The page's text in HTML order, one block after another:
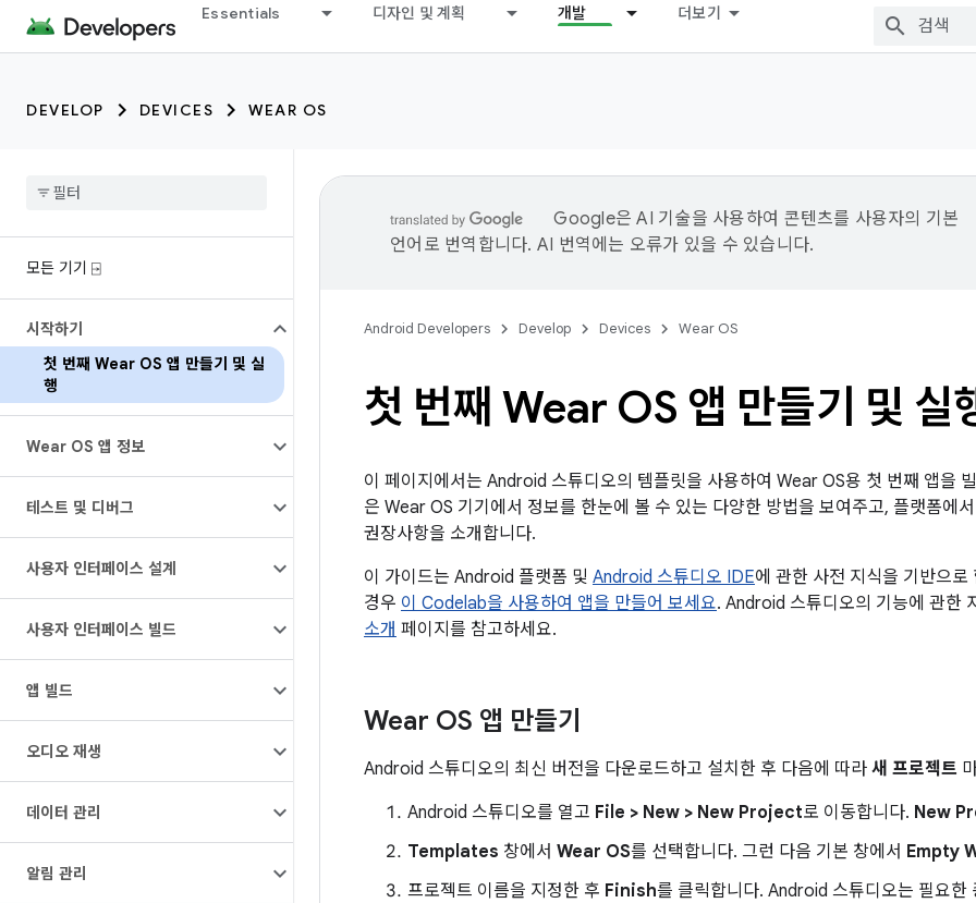
Essentials 디자인 및 계획 개발 더보기
DEVELOP DEVICES WEAR OS
모든 기기 ⍈
시작하기
첫 번째 Wear OS 앱 만들기 및 실
행
Wear OS 앱 정보
테스트 및 디버그
사용자 인터페이스 설계
사용자 인터페이스 빌드
앱 빌드
오디오 재생
데이터 관리
알림 관리
Google은 AI 기술을 사용하여 콘텐츠를 사용자의 기본
언어로 번역합니다. AI 번역에는 오류가 있을 수 있습니다.
Android Developers Develop Devices Wear OS
첫 번째 Wear OS 앱 만들기 및 실
이 페이지에서는 Android 스튜디오의 템플릿을 사용하여 Wear OS용 첫 번째 앱을
은 Wear OS 기기에서 정보를 한눈에 볼 수 있는 다양한 방법을 보여주고, 플랫폼에
권장사항을 소개합니다.
이 가이드는 Android 플랫폼 및 Android 스튜디오 IDE에 관한 사전 지식을 기반으
경우 이 Codelab을 사용하여 앱을 만들어 보세요. Android 스튜디오의 기능에 관한
소개 페이지를 참고하세요.
Wear OS 앱 만들기
Android 스튜디오의 최신 버전을 다운로드하고 설치한 후 다음에 따라 새 프로젝트
Android 스튜디오를 열고 File > New > New Project로 이동합니다. New
Templates 창에서 Wear OS를 선택합니다. 그런 다음 기본 창에서 Empty
프로젝트 이름을 지정한 후 Finish를 클릭합니다. Android 스튜디오는 필요한